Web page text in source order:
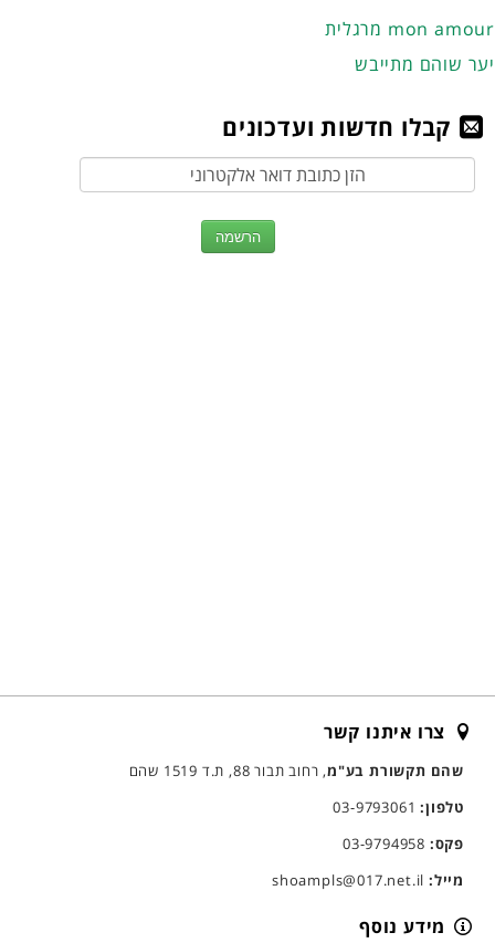
מרגלית mon amour
יער שוהם מתייבש
קבלו חדשות ועדכונים
צרו איתנו קשר
שהם תקשורת בע"מ, רחוב תבור 88, ת.ד 1519 שהם
טלפון:03-9793061
פקס:
מייל:
מידע נוסף